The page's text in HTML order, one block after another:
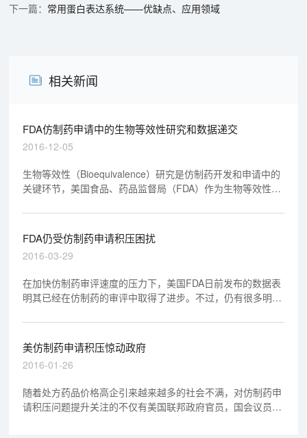
常用蛋白表达系统——优缺点、应用领域
相关新闻
FDA仿制药申请中的生物等效性研究和数据递交
2016-12-05
生物等效性（Bioequivalence）研究是仿制药开发和申请中的
关键环节，美国食品、药品监督局（FDA）作为生物等效性研
仿制药的历史讲起，介绍了FDA对生物等效性研究的方法考
量、试验设计、评定标准以及数据递交等，为国内仿制药企业
的生物等效性研究提供参考和依据。
FDA仍受仿制药申请积压困扰
2016-03-29
在加快仿制药审评速度的压力下，美国FDA日前发布的数据表
明其已经在仿制药的审评中取得了进步。不过，仍有很多明显
美仿制药申请积压惊动政府
2016-01-26
随着处方药品价格高企引来越来越多的社会不满，对仿制药申
请积压问题提升关注的不仅有美国联邦政府官员，国会议员也